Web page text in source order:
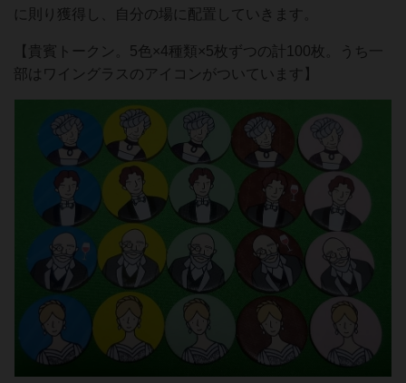
に則り獲得し、自分の場に配置していきます。
【貴賓トークン。5色×4種類×5枚ずつの計100枚。うち一
部はワイングラスのアイコンがついています】